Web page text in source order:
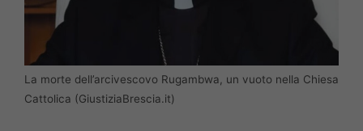
La morte dell’arcivescovo Rugambwa, un vuoto nella Chiesa
Cattolica (GiustiziaBrescia.it)